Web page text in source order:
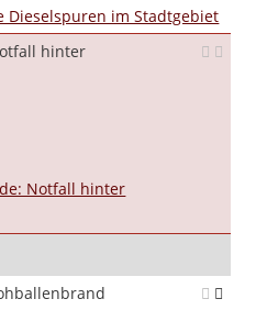
Dieselspuren im Stadtgebiet
hinter
Notfall hinter